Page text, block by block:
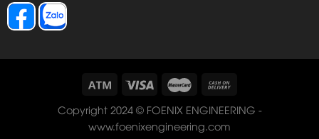
Copyright 2024 © FOENIX ENGINEERING -
www.foenixengineering.com